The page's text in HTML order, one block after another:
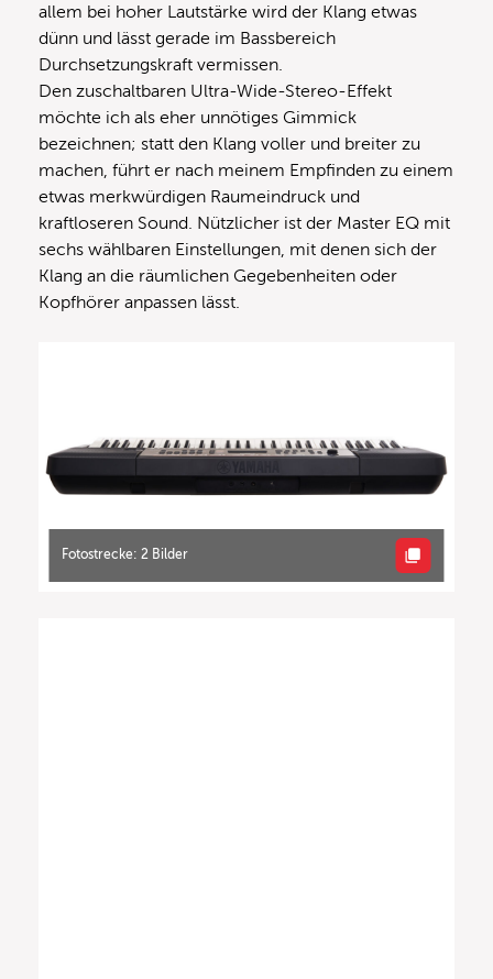
allem bei hoher Lautstärke wird der Klang etwas
dünn und lässt gerade im Bassbereich
Durchsetzungskraft vermissen.
Den zuschaltbaren Ultra-Wide-Stereo-Effekt
möchte ich als eher unnötiges Gimmick
bezeichnen; statt den Klang voller und breiter zu
machen, führt er nach meinem Empfinden zu einem
etwas merkwürdigen Raumeindruck und
kraftloseren Sound. Nützlicher ist der Master EQ mit
sechs wählbaren Einstellungen, mit denen sich der
Klang an die räumlichen Gegebenheiten oder
Kopfhörer anpassen lässt.
Fotostrecke: 2 Bilder